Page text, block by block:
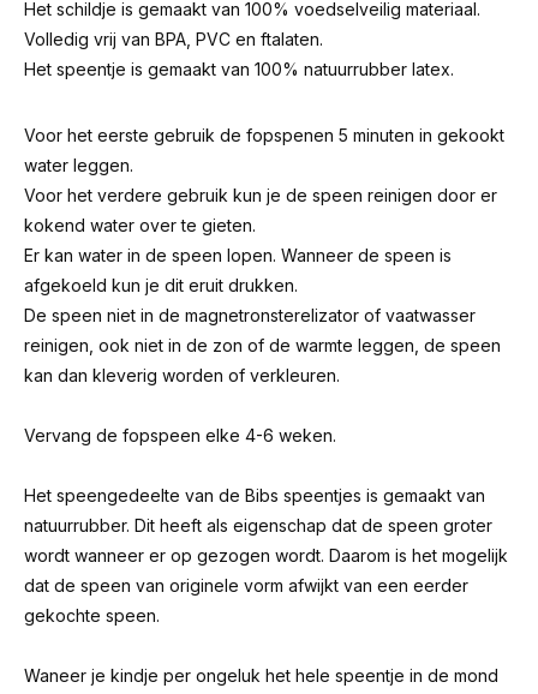
Het schildje is gemaakt van 100% voedselveilig materiaal.
Volledig vrij van BPA, PVC en ftalaten.
Het speentje is gemaakt van 100% natuurrubber latex.
Voor het eerste gebruik de fopspenen 5 minuten in gekookt
water leggen.
Voor het verdere gebruik kun je de speen reinigen door er
kokend water over te gieten.
Er kan water in de speen lopen. Wanneer de speen is
afgekoeld kun je dit eruit drukken.
De speen niet in de magnetronsterelizator of vaatwasser
reinigen, ook niet in de zon of de warmte leggen, de speen
kan dan kleverig worden of verkleuren.
Vervang de fopspeen elke 4-6 weken.
Het speengedeelte van de Bibs speentjes is gemaakt van
natuurrubber. Dit heeft als eigenschap dat de speen groter
wordt wanneer er op gezogen wordt. Daarom is het mogelijk
dat de speen van originele vorm afwijkt van een eerder
gekochte speen.
Waneer je kindje per ongeluk het hele speentje in de mond